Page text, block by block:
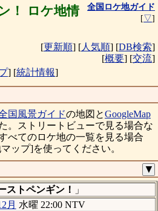
！ ロケ地情
全国ロケ地ガイド
[▽]
[更新順] [人気順] [DB検索]
[概要] [交流]
] [統計情報]
国風景ガイドの地図とGoogleMap
。ストリートビューで見る場合な
べてのロケ地の一覧を見る場合
ップ]を使ってください。
▼
ストペンギン！
」
月 水曜 22:00 NTV